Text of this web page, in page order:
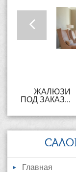
ЖАЛЮЗИ
ПОД ЗАКАЗ...
Главная